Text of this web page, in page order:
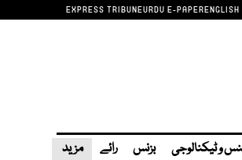
EXPRESS TRIBUNEURDU E-PAPER
و ٹیکنالوجی بزنس رائے مزید